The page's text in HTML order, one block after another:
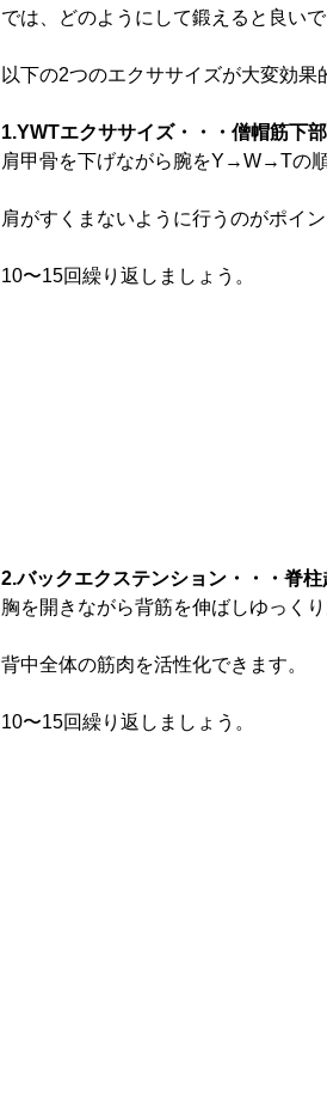
では、どのようにして鍛えると良い
以下の2つのエクササイズが大変効果
1.YWTエクササイズ・・・僧帽筋下
肩甲骨を下げながら腕をY→W→Tの順
肩がすくまないように行うのがポイン
10〜15回繰り返しましょう。
2.バックエクステンション・・・脊
胸を開きながら背筋を伸ばしゆっくり
背中全体の筋肉を活性化できます。
10〜15回繰り返しましょう。